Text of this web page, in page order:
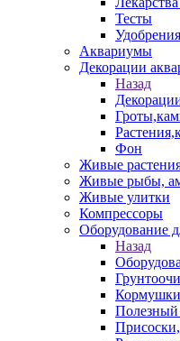
Тесты
Аквариумы
Декорации
Назад
Фон
Живые
Живые рыбы,
Живые улитки
Компрессоры
Оборудование
Назад
Кормушки
Полезный